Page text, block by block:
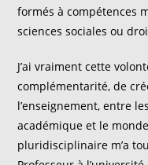
formés à compétences
sciences sociales ou
J’ai vraiment cette
complémentarité, de
l’enseignement, entre
académique et le
pluridisciplinaire m’a